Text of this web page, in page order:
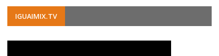
IGUAIMIX.TV